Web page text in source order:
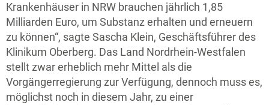
Krankenhäuser in NRW brauchen jährlich 1,85
Milliarden Euro, um Substanz erhalten und erneuern
zu können“, sagte Sascha Klein, Geschäftsführer des
Klinikum Oberberg. Das Land Nordrhein-Westfalen
stellt zwar erheblich mehr Mittel als die
Vorgängerregierung zur Verfügung, dennoch muss es,
möglichst noch in diesem Jahr, zu einer